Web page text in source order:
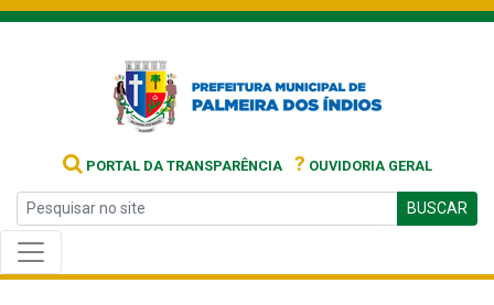
PORTAL DA TRANSPARÊNCIA ? OUVIDORIA GERAL
BUSCAR